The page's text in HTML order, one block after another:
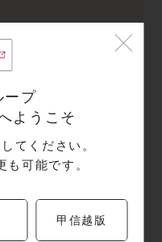
ープ
ようこそ
てください。
も可能です。
甲信越版